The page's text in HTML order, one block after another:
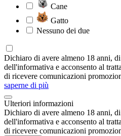
Cane
Gatto
Nessuno dei due
Dichiaro di avere almeno 18 anni,
dell'informativa e acconsento al
di ricevere comunicazioni
saperne di più
Ulteriori informazioni
Dichiaro di avere almeno 18 anni,
dell'informativa e acconsento al
di ricevere comunicazioni